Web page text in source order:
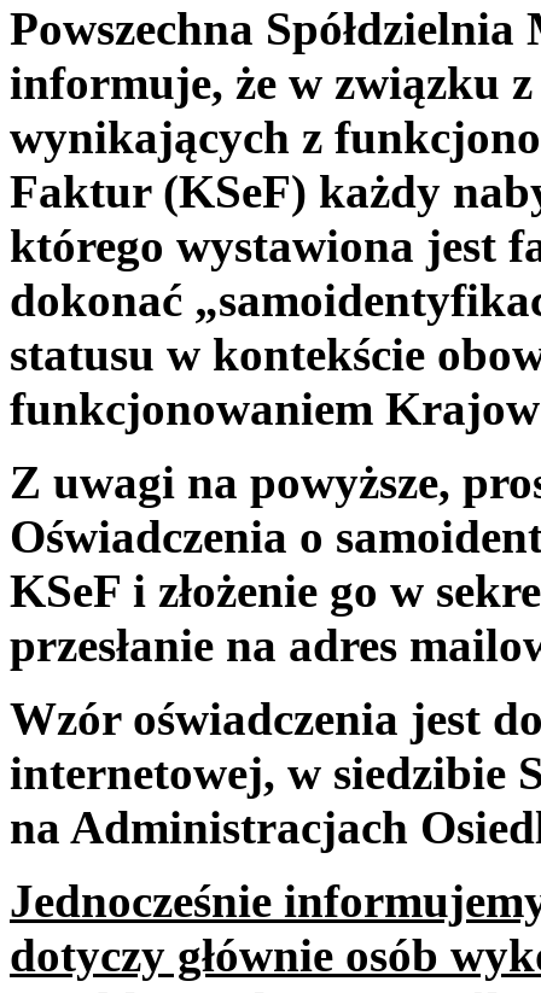
Powszechna
informuje, że w związku
wynikających z
Faktur (KSeF) każdy
którego wystawiona jest
dokonać
statusu w kontekście
funkcjonowaniem
Z uwagi na powyższe,
Oświadczenia o
KSeF i złożenie go w
przesłanie na adres
Wzór oświadczenia jest
internetowej, w siedzibie
na Administracjach
Jednocześnie
dotyczy głównie osób